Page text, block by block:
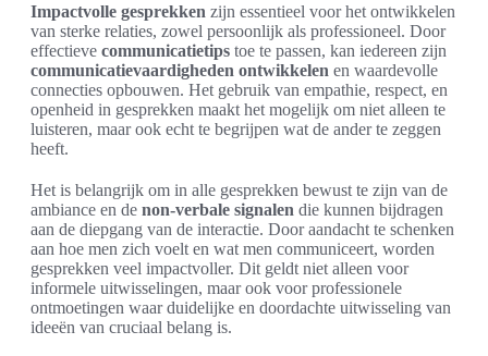
Impactvolle gesprekken zijn essentieel voor het ontwikkelen
van sterke relaties, zowel persoonlijk als professioneel. Door
effectieve communicatietips toe te passen, kan iedereen zijn
communicatievaardigheden ontwikkelen en waardevolle
connecties opbouwen. Het gebruik van empathie, respect, en
openheid in gesprekken maakt het mogelijk om niet alleen te
luisteren, maar ook echt te begrijpen wat de ander te zeggen
heeft.
Het is belangrijk om in alle gesprekken bewust te zijn van de
ambiance en de non-verbale signalen die kunnen bijdragen
aan de diepgang van de interactie. Door aandacht te schenken
aan hoe men zich voelt en wat men communiceert, worden
gesprekken veel impactvoller. Dit geldt niet alleen voor
informele uitwisselingen, maar ook voor professionele
ontmoetingen waar duidelijke en doordachte uitwisseling van
ideeën van cruciaal belang is.